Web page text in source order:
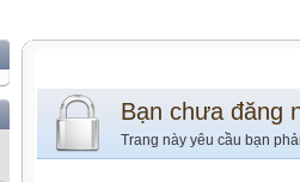
Bạn chưa đăng
Trang này yêu cầu bạn